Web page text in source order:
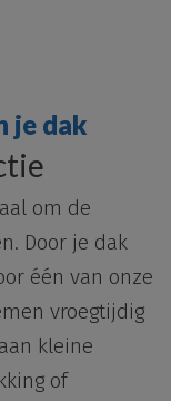
je dak
om de
Door je dak
één van onze
vroegtijdig
kleine
of